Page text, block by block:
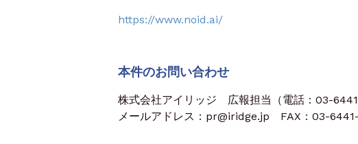
https://www.noid.ai/
本件のお問い合わせ
株式会社アイリッジ 広報担当（電話：03-
メールアドレス：pr@iridge.jp FAX：03-